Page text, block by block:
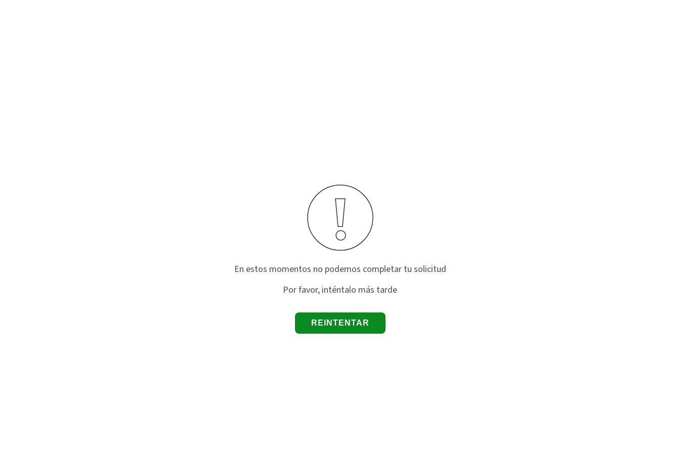
En estos momentos no podemos completar tu solicitud
Por favor, inténtalo más tarde
REINTENTAR